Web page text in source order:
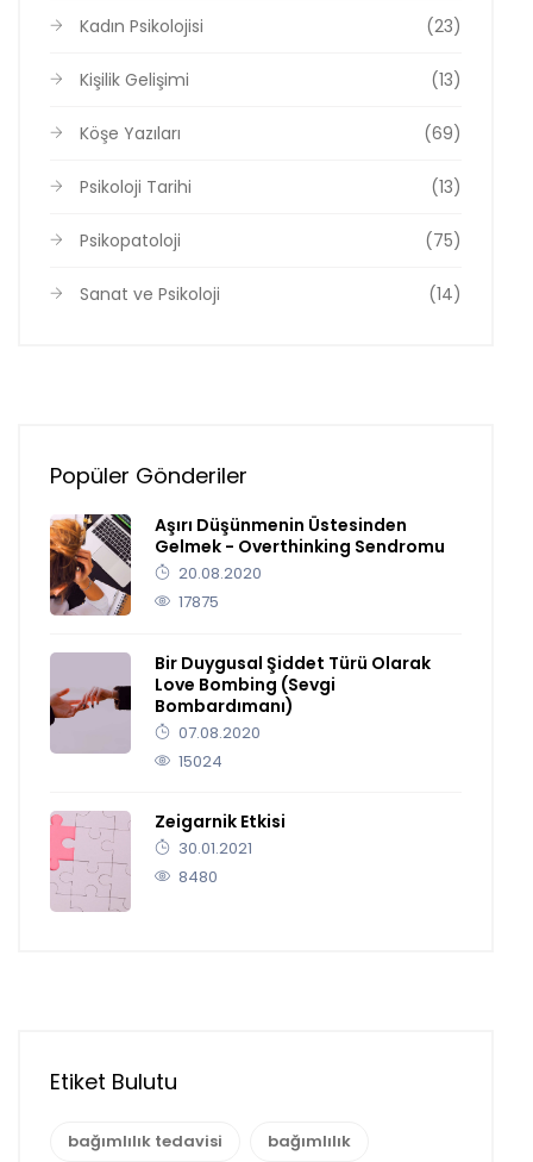
Kadın Psikolojisi (23)
Kişilik Gelişimi (13)
Köşe Yazıları (69)
Psikoloji Tarihi (13)
Psikopatoloji (75)
Sanat ve Psikoloji (14)
Popüler Gönderiler
Aşırı Düşünmenin Üstesinden
Gelmek - Overthinking Sendromu
20.08.2020
17875
Bir Duygusal Şiddet Türü Olarak
Love Bombing (Sevgi
Bombardımanı)
07.08.2020
15024
Zeigarnik Etkisi
30.01.2021
8480
Etiket Bulutu
bağımlılık tedavisi bağımlılık